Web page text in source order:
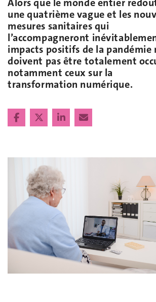
une quatrième vague et les
mesures sanitaires qui
l’accompagneront
impacts positifs de la pandémie
doivent pas être totalement
notamment ceux sur la
transformation numérique.